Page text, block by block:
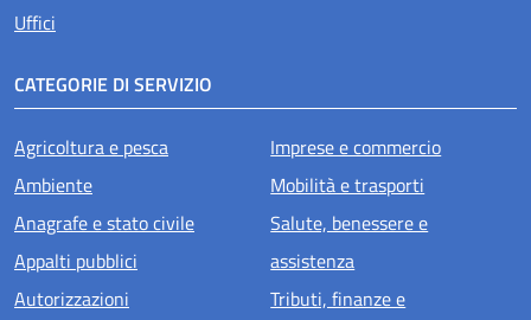
Uffici
CATEGORIE DI SERVIZIO
Agricoltura e pesca
Ambiente
Anagrafe e stato civile
Appalti pubblici
Autorizzazioni
Imprese e commercio
Mobilità e trasporti
Salute, benessere e
assistenza
Tributi, finanze e